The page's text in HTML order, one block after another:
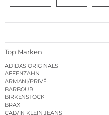
Top Marken
ADIDAS ORIGINALS
AFFENZAHN
ARMANI/PRIVÉ
BARBOUR
BIRKENSTOCK
BRAX
CALVIN KLEIN JEANS